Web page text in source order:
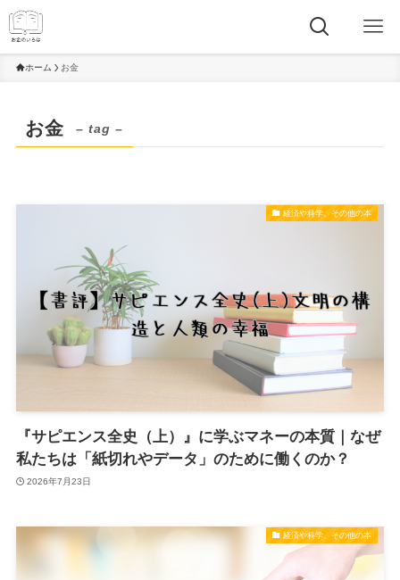
ホーム お金
お金 – tag –
経済や科学、その他の本
『サピエンス全史（上）』に学ぶマネーの本質｜なぜ
私たちは「紙切れやデータ」のために働くのか？
2026年7月23日
経済や科学、その他の本